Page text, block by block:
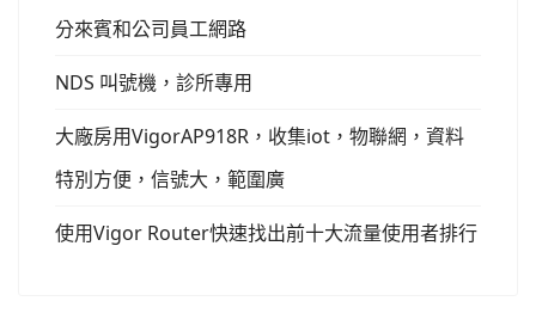
分來賓和公司員工網路
NDS 叫號機，診所專用
大廠房用VigorAP918R，收集iot，物聯網，資料
特別方便，信號大，範圍廣
使用Vigor Router快速找出前十大流量使用者排行